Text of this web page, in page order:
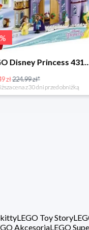
Prezenty na Wielkanoc w Planecie Klocków od 16,99 zł
zł
LEGO Toy Story
AkcesoriaLEGO